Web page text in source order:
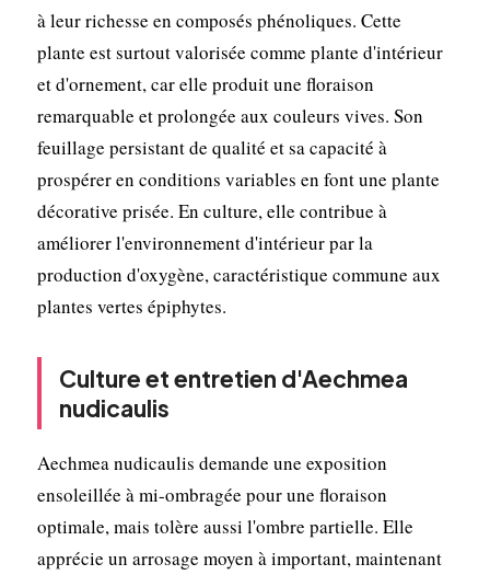
à leur richesse en composés phénoliques. Cette
plante est surtout valorisée comme plante d'intérieur
et d'ornement, car elle produit une floraison
remarquable et prolongée aux couleurs vives. Son
feuillage persistant de qualité et sa capacité à
prospérer en conditions variables en font une plante
décorative prisée. En culture, elle contribue à
améliorer l'environnement d'intérieur par la
production d'oxygène, caractéristique commune aux
plantes vertes épiphytes.
Culture et entretien d'Aechmea
nudicaulis
Aechmea nudicaulis demande une exposition
ensoleillée à mi-ombragée pour une floraison
optimale, mais tolère aussi l'ombre partielle. Elle
apprécie un arrosage moyen à important, maintenant